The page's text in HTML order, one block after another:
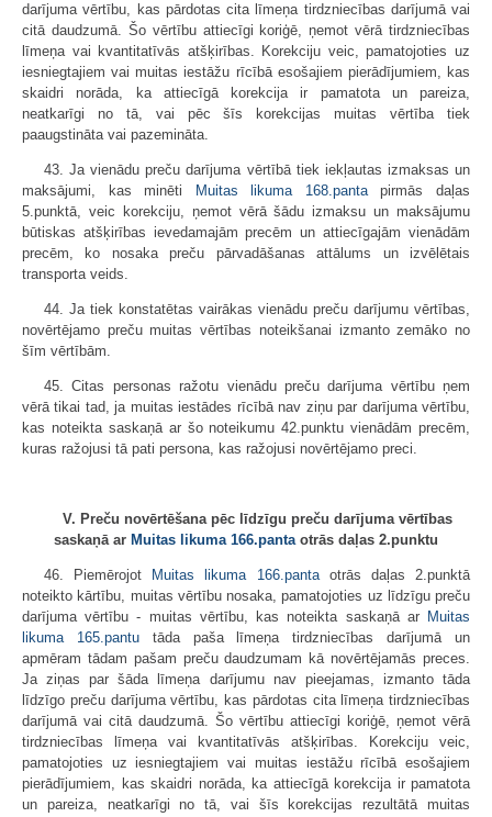
darījuma vērtību, kas pārdotas cita līmeņa tirdzniecības darījumā vai
citā daudzumā. Šo vērtību attiecīgi koriģē, ņemot vērā tirdzniecības
līmeņa vai kvantitatīvās atšķirības. Korekciju veic, pamatojoties uz
iesniegtajiem vai muitas iestāžu rīcībā esošajiem pierādījumiem, kas
skaidri norāda, ka attiecīgā korekcija ir pamatota un pareiza,
neatkarīgi no tā, vai pēc šīs korekcijas muitas vērtība tiek
paaugstināta vai pazemināta.
43. Ja vienādu preču darījuma vērtībā tiek iekļautas izmaksas un
maksājumi, kas minēti
Muitas likuma 168.pantapirmās daļas
5.punktā, veic korekciju, ņemot vērā šādu izmaksu un maksājumu
būtiskas atšķirības ievedamajām precēm un attiecīgajām vienādām
precēm, ko nosaka preču pārvadāšanas attālums un izvēlētais
transporta veids.
44. Ja tiek konstatētas vairākas vienādu preču darījumu vērtības,
novērtējamo preču muitas vērtības noteikšanai izmanto zemāko no
šīm vērtībām.
45. Citas personas ražotu vienādu preču darījuma vērtību ņem
vērā tikai tad, ja muitas iestādes rīcībā nav ziņu par darījuma vērtību,
kas noteikta saskaņā ar šo noteikumu 42.punktu vienādām precēm,
kuras ražojusi tā pati persona, kas ražojusi novērtējamo preci.
V. Preču novērtēšana pēc līdzīgu preču darījuma vērtības
saskaņā ar Muitas likuma 166.pantaotrās daļas 2.punktu
46. Piemērojot Muitas likuma 166.pantaotrās daļas 2.punktā
noteikto kārtību, muitas vērtību nosaka, pamatojoties uz līdzīgu preču
darījuma vērtību - muitas vērtību, kas noteikta saskaņā ar Muitas
likuma
165.pantutāda paša līmeņa tirdzniecības darījumā un
apmēram tādam pašam preču daudzumam kā novērtējamās preces.
Ja ziņas par šāda līmeņa darījumu nav pieejamas, izmanto tāda
līdzīgo preču darījuma vērtību, kas pārdotas cita līmeņa tirdzniecības
darījumā vai citā daudzumā. Šo vērtību attiecīgi koriģē, ņemot vērā
tirdzniecības līmeņa vai kvantitatīvās atšķirības. Korekciju veic,
pamatojoties uz iesniegtajiem vai muitas iestāžu rīcībā esošajiem
pierādījumiem, kas skaidri norāda, ka attiecīgā korekcija ir pamatota
un pareiza, neatkarīgi no tā, vai šīs korekcijas rezultātā muitas